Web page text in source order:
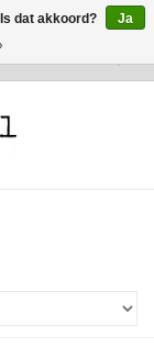
dat akkoord?
Ja